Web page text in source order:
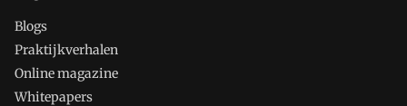
Blogs
Praktijkverhalen
Online magazine
Whitepapers